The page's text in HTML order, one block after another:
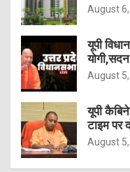
August
यूपी
August
यूपी
टाइम पर
August